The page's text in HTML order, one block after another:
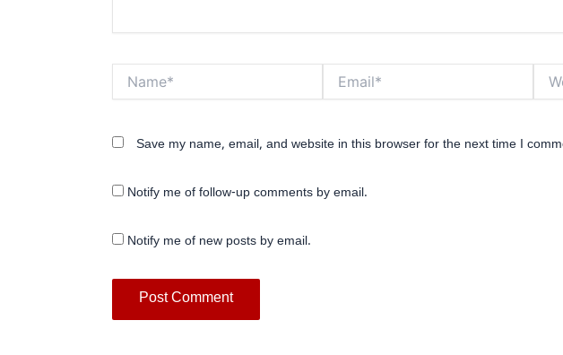
Save my name, email, and website in this browser for the next time I
Notify me of follow-up comments by email.
Notify me of new posts by email.